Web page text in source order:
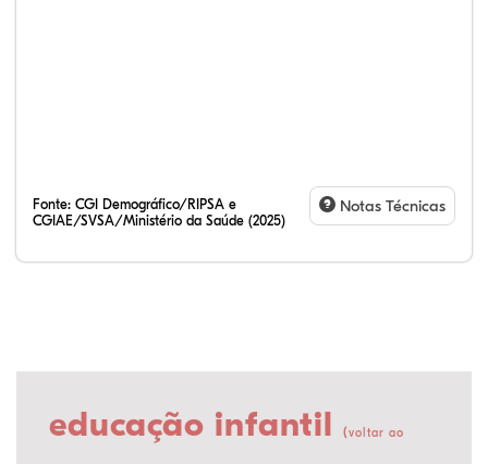
Fonte: CGI Demográfico/RIPSA e
CGIAE/SVSA/Ministério da Saúde (2025)
Notas Técnicas
educação infantil (voltar ao